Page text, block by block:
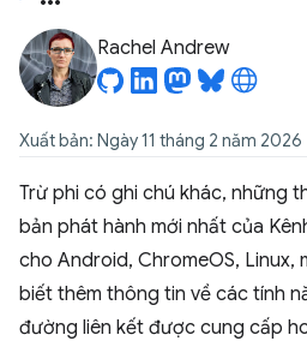
Rachel Andrew
Xuất bản: Ngày 11 tháng 2 năm 2026
Trừ phi có ghi chú khác, những
bản phát hành mới nhất của
cho Android, ChromeOS, Linux,
biết thêm thông tin về các tính
đường liên kết được cung cấp